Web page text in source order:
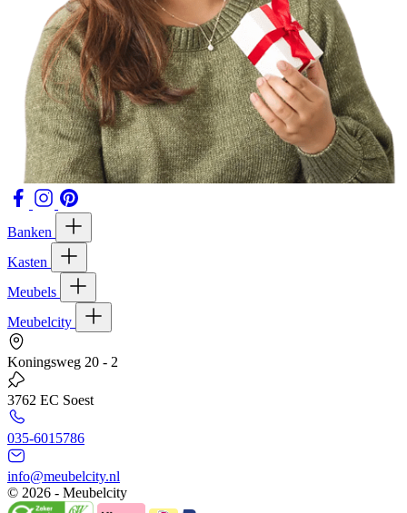
Banken
Kasten
Meubels
Meubelcity
Koningsweg 20 - 2
3762 EC Soest
035-6015786
info@meubelcity.nl
© 2026 - Meubelcity